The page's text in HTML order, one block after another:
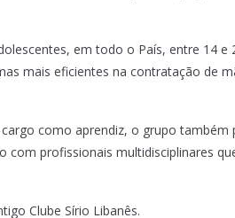
em todo o País, entre 14 e
mais eficientes na contratação de
como aprendiz, o grupo também
profissionais multidisciplinares
Clube Sírio Libanês.